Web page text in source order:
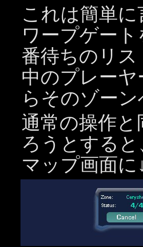
これは簡単
ワープゲー
番待ちのリ
中のプレー
らそのゾー
通常の操作
ろうとする
マップ画面に